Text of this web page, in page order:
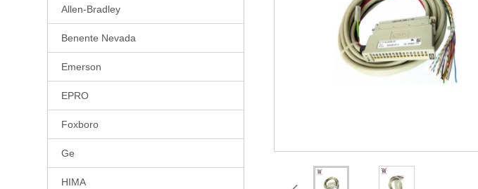
Allen-Bradley
Benente Nevada
Emerson
EPRO
Foxboro
Ge
HIMA